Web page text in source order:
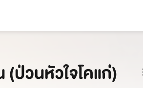
(ป่วนหัวใจโคแก่)